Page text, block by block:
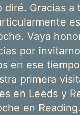
Gracias a
Vaya
por
en ese
primera
en Leeds y
en